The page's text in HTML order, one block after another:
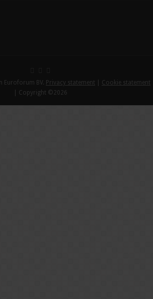
Euroforum BV. Privacy statement
Cookie statement
| Copyright ©2026